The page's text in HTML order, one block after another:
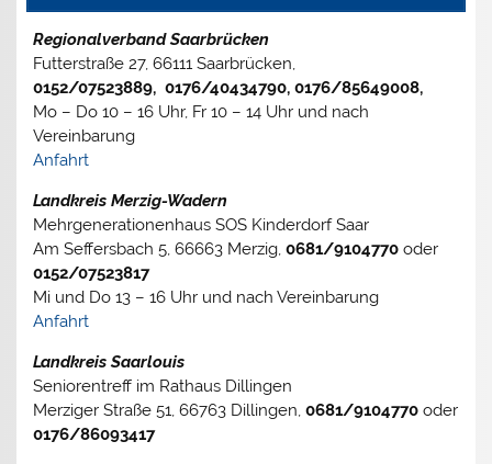
Regionalverband Saarbrücken
Futterstraße 27, 66111 Saarbrücken,
0152/07523889, 0176/40434790, 0176/85649008,
Mo – Do 10 – 16 Uhr, Fr 10 – 14 Uhr und nach
Vereinbarung
Anfahrt
Landkreis Merzig-Wadern
Mehrgenerationenhaus SOS Kinderdorf Saar
Am Seffersbach 5, 66663 Merzig,0681/9104770 oder
0152/07523817
Mi und Do 13 – 16 Uhr und nach Vereinbarung
Anfahrt
Landkreis Saarlouis
Seniorentreff im Rathaus Dillingen
Merziger Straße 51, 66763 Dillingen,0681/9104770oder
0176/86093417